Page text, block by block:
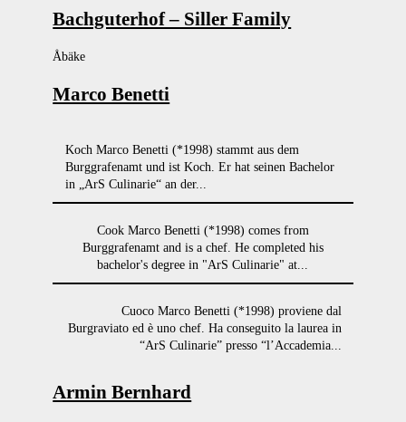
Bachguterhof – Siller Family
Åbäke
Marco Benetti
Koch Marco Benetti (*1998) stammt aus dem
Burggrafenamt und ist Koch. Er hat seinen Bachelor
in „ArS Culinarie“ an der...
Cook Marco Benetti (*1998) comes from
Burggrafenamt and is a chef. He completed his
bachelor's degree in "ArS Culinarie" at...
Cuoco Marco Benetti (*1998) proviene dal
Burgraviato ed è uno chef. Ha conseguito la laurea in
“ArS Culinarie” presso “l’Accademia...
Armin Bernhard